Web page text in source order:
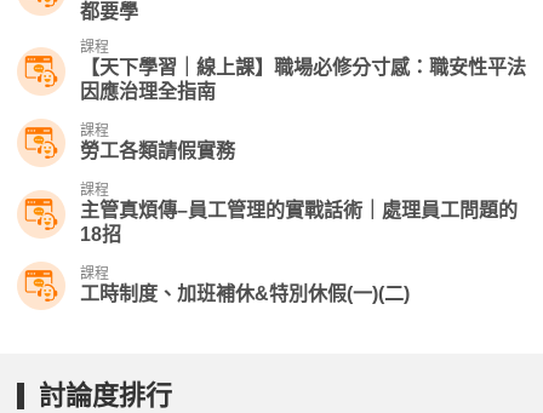
都要學
課程
【天下學習｜線上課】職場必修分寸感：職安性平法
因應治理全指南
課程
勞工各類請假實務
課程
主管真煩傳–員工管理的實戰話術｜處理員工問題的
18招
課程
工時制度、加班補休&特別休假(一)(二)
討論度排行